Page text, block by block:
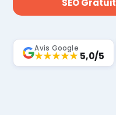
SEO Gratuit
Avis Google
★★★★★5,0/5